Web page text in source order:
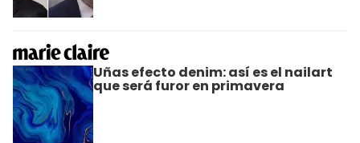
Uñas efecto denim: así es el nailart
que será furor en primavera